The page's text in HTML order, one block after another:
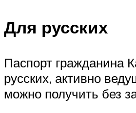
Для русских
Паспорт гражданина
русских, активно
можно получить без